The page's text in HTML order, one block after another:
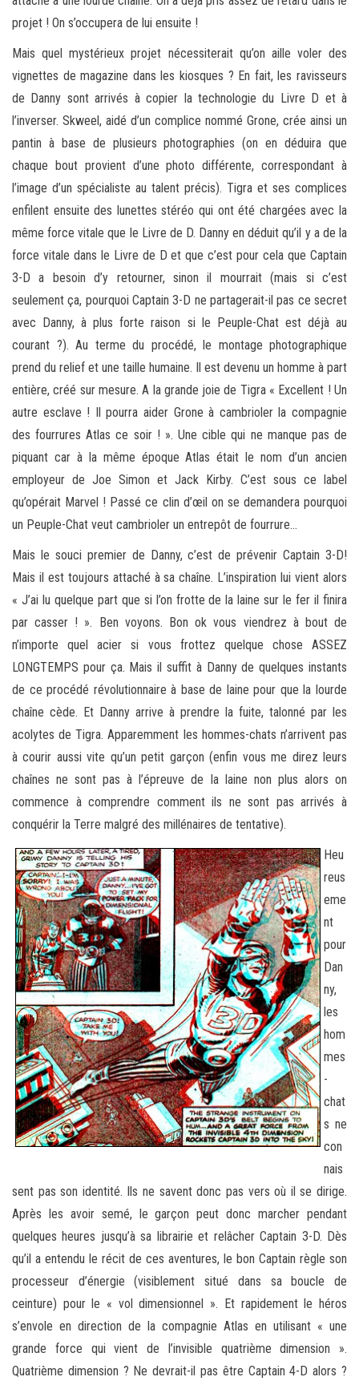
projet ! On s’occupera de lui ensuite !
Mais quel mystérieux projet nécessiterait qu’on aille voler des
vignettes de magazine dans les kiosques ? En fait, les ravisseurs
de Danny sont arrivés à copier la technologie du Livre D et à
l’inverser. Skweel, aidé d’un complice nommé Grone, crée ainsi un
pantin à base de plusieurs photographies (on en déduira que
chaque bout provient d’une photo différente, correspondant à
l’image d’un spécialiste au talent précis). Tigra et ses complices
enfilent ensuite des lunettes stéréo qui ont été chargées avec la
même force vitale que le Livre de D. Danny en déduit qu’il y a de la
force vitale dans le Livre de D et que c’est pour cela que Captain
3-D a besoin d’y retourner, sinon il mourrait (mais si c’est
seulement ça, pourquoi Captain 3-D ne partagerait-il pas ce secret
avec Danny, à plus forte raison si le Peuple-Chat est déjà au
courant ?). Au terme du procédé, le montage photographique
prend du relief et une taille humaine. Il est devenu un homme à part
entière, créé sur mesure. A la grande joie de Tigra « Excellent ! Un
autre esclave ! Il pourra aider Grone à cambrioler la compagnie
des fourrures Atlas ce soir ! ». Une cible qui ne manque pas de
piquant car à la même époque Atlas était le nom d’un ancien
employeur de Joe Simon et Jack Kirby. C’est sous ce label
qu’opérait Marvel ! Passé ce clin d’œil on se demandera pourquoi
un Peuple-Chat veut cambrioler un entrepôt de fourrure…
Mais le souci premier de Danny, c’est de prévenir Captain 3-D!
Mais il est toujours attaché à sa chaîne. L’inspiration lui vient alors
« J’ai lu quelque part que si l’on frotte de la laine sur le fer il finira
par casser ! ». Ben voyons. Bon ok vous viendrez à bout de
n’importe quel acier si vous frottez quelque chose ASSEZ
LONGTEMPS pour ça. Mais il suffit à Danny de quelques instants
de ce procédé révolutionnaire à base de laine pour que la lourde
chaîne cède. Et Danny arrive à prendre la fuite, talonné par les
acolytes de Tigra. Apparemment les hommes-chats n’arrivent pas
à courir aussi vite qu’un petit garçon (enfin vous me direz leurs
chaînes ne sont pas à l’épreuve de la laine non plus alors on
commence à comprendre comment ils ne sont pas arrivés à
conquérir la Terre malgré des millénaires de tentative).
Heu
reus
eme
nt
pour
Dan
ny,
les
hom
mes
-
chat
s ne
con
nais
sent pas son identité. Ils ne savent donc pas vers où il se dirige.
Après les avoir semé, le garçon peut donc marcher pendant
quelques heures jusqu’à sa librairie et relâcher Captain 3-D. Dès
qu’il a entendu le récit de ces aventures, le bon Captain règle son
processeur d’énergie (visiblement situé dans sa boucle de
ceinture) pour le « vol dimensionnel ». Et rapidement le héros
s’envole en direction de la compagnie Atlas en utilisant « une
grande force qui vient de l’invisible quatrième dimension ».
Quatrième dimension ? Ne devrait-il pas être Captain 4-D alors ?